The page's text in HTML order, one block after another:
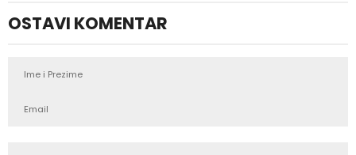
OSTAVI KOMENTAR